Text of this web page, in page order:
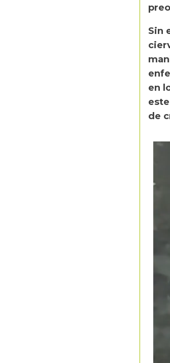
Sin
en
de